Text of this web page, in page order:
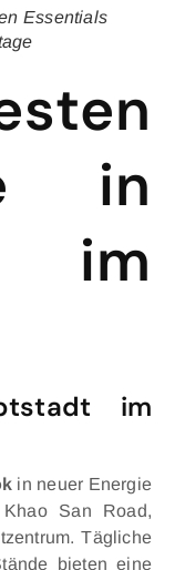
Essentials
in
im
im
in neuer Energie
San Road,
Tägliche
bieten eine